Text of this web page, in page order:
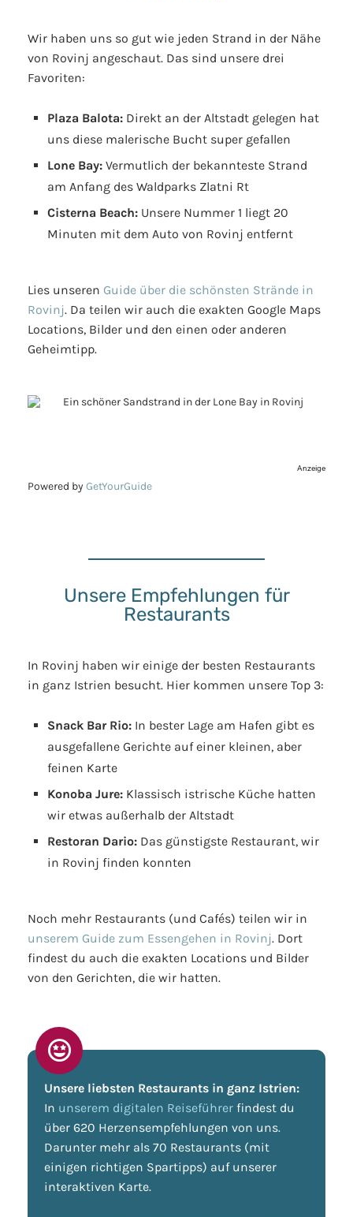
Wir haben uns so gut wie jeden Strand in der Nähe
von Rovinj angeschaut. Das sind unsere drei
Favoriten:
Plaza Balota: Direkt an der Altstadt gelegen hat
uns diese malerische Bucht super gefallen
Lone Bay: Vermutlich der bekannteste Strand
am Anfang des Waldparks Zlatni Rt
Cisterna Beach: Unsere Nummer 1 liegt 20
Minuten mit dem Auto von Rovinj entfernt
Lies unseren Guide über die schönsten Strände in
Rovinj. Da teilen wir auch die exakten Google Maps
Locations, Bilder und den einen oder anderen
Geheimtipp.
Anzeige
Powered by GetYourGuide
Unsere Empfehlungen für
Restaurants
In Rovinj haben wir einige der besten Restaurants
in ganz Istrien besucht. Hier kommen unsere Top 3:
Snack Bar Rio: In bester Lage am Hafen gibt es
ausgefallene Gerichte auf einer kleinen, aber
feinen Karte
Konoba Jure: Klassisch istrische Küche hatten
wir etwas außerhalb der Altstadt
Restoran Dario: Das günstigste Restaurant, wir
in Rovinj finden konnten
Noch mehr Restaurants (und Cafés) teilen wir in
unserem Guide zum Essengehen in Rovinj. Dort
findest du auch die exakten Locations und Bilder
von den Gerichten, die wir hatten.
Unsere liebsten Restaurants in ganz Istrien:
In unserem digitalen Reiseführer findest du
über 620 Herzensempfehlungen von uns.
Darunter mehr als 70 Restaurants (mit
einigen richtigen Spartipps) auf unserer
interaktiven Karte.